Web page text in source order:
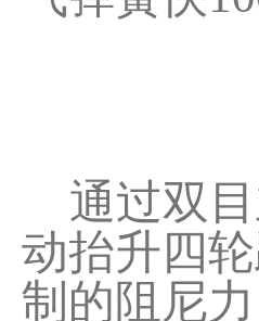
通过双目
动抬升四
制的阻尼